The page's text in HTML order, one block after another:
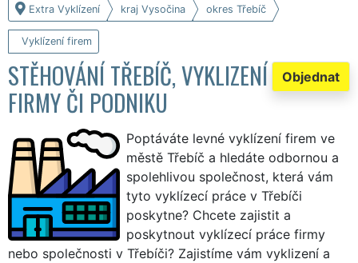
Extra Vyklízení kraj Vysočina okres Třebíč
Vyklízení firem
Objednat
STĚHOVÁNÍ TŘEBÍČ, VYKLIZENÍ
FIRMY ČI PODNIKU
Poptáváte levné vyklízení firem ve
městě Třebíč a hledáte odbornou a
spolehlivou společnost, která vám
tyto vyklízecí práce v Třebíči
poskytne? Chcete zajistit a
poskytnout vyklízecí práce firmy
nebo společnosti v Třebíči? Zajistíme vám vyklizení a